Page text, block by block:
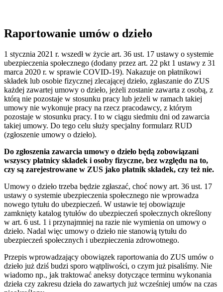
Raportowanie umów o dzieło
1 stycznia 2021 r. wszedł w życie art. 36 ust. 17 ustawy o systemie
ubezpieczenia społecznego (dodany przez art. 22 pkt 1 ustawy z 31
marca 2020 r. w sprawie COVID-19). Nakazuje on płatnikowi
składek lub osobie fizycznej zlecającej dzieło, zgłaszanie do ZUS
każdej zawartej umowy o dzieło, jeżeli zostanie zawarta z osobą, z
którą nie pozostaje w stosunku pracy lub jeżeli w ramach takiej
umowy nie wykonuje pracy na rzecz pracodawcy, z którym
pozostaje w stosunku pracy. I to w ciągu siedmiu dni od zawarcia
takiej umowy. Do tego celu służy specjalny formularz RUD
(zgłoszenie umowy o dzieło).
Do zgłoszenia zawarcia umowy o dzieło będą zobowiązani
wszyscy płatnicy składek i osoby fizyczne, bez względu na to,
czy są zarejestrowane w ZUS jako płatnik składek, czy też nie.
Umowy o dzieło trzeba będzie zgłaszać, choć nowy art. 36 ust. 17
ustawy o systemie ubezpieczenia społecznego nie wprowadza
nowego tytułu do ubezpieczeń. W ustawie tej obowiązuje
zamknięty katalog tytułów do ubezpieczeń społecznych określony
w art. 6 ust. 1 i przynajmniej na razie nie wymienia on umowy o
dzieło. Nadal więc umowy o dzieło nie stanowią tytułu do
ubezpieczeń społecznych i ubezpieczenia zdrowotnego.
Przepis wprowadzający obowiązek raportowania do ZUS umów o
dzieło już dziś budzi sporo wątpliwości, o czym już pisaliśmy. Nie
wiadomo np., jak traktować aneksy dotyczące terminu wykonania
dzieła czy zakresu dzieła do zawartych już wcześniej umów na czas